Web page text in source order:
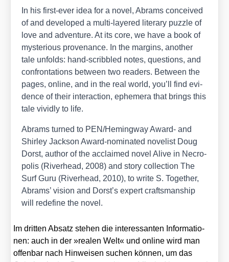
In his first-ever idea for a novel, Abrams con­cei­ved
of and deve­lo­ped a mul­ti-laye­red lite­ra­ry puz­zle of
love and adven­ture. At its core, we have a book of
mys­te­rious pro­ven­an­ce. In the mar­gins, ano­ther
tale unfolds: hand-scribb­led notes, ques­ti­ons, and
con­fron­ta­ti­ons bet­ween two rea­ders. Bet­ween the
pages, online, and in the real world, you’ll find evi­
dence of their inter­ac­tion, eph­emera that brings this
tale vivid­ly to life.
Abrams tur­ned to PEN/​Hemingway Award- and
Shir­ley Jack­son Award-nomi­na­ted nove­list Doug
Dorst, aut­hor of the acclai­med novel Ali­ve in Necro­
po­lis (Riverhead, 2008) and sto­ry coll­ec­tion The
Surf Guru (Riverhead, 2010), to wri­te S. Tog­e­ther,
Abrams’ visi­on and Dorst’s expert craft­sman­ship
will rede­fi­ne the novel.
Im drit­ten Absatz ste­hen die inter­es­san­ten Infor­ma­tio­
nen: auch in der »rea­len Welt« und online wird man
offen­bar nach Hin­wei­sen suchen kön­nen, um das